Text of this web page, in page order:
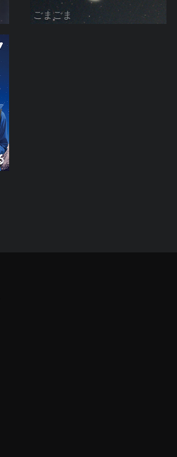
ごまごま